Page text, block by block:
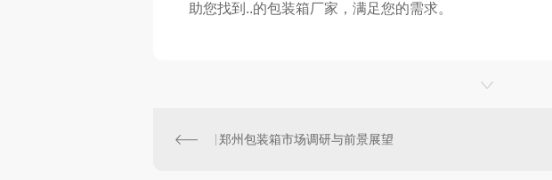
助您找到..的包装箱厂家，满足您的需求。
郑州包装箱市场调研与前景展望